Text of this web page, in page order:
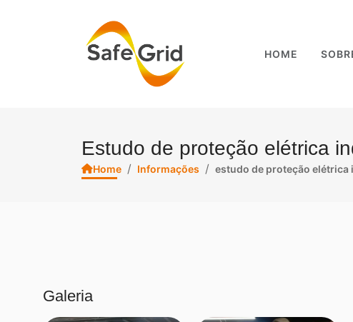
HOME
Estudo de proteção elétrica
Home / Informações / estudo de proteção elétrica
Galeria